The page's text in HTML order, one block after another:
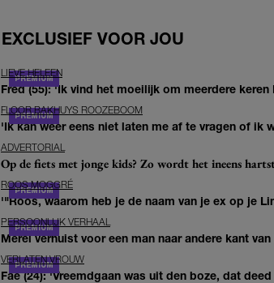
EXCLUSIEF VOOR JOU
LIEVE HELEEN
Fred (55): 'Ik vind het moeilijk om meerdere
FLOOR BAKHUYS ROOZEBOOM
'Ik kan weer eens niet laten me af te vragen of ik
ADVERTORIAL
Op de fiets met jonge kids? Zo wordt het ineens
ROOS MOGGRÉ
'"Roos, waarom heb je de naam van je ex op je
PERSOONLIJK VERHAAL
Merel verhuist voor een man naar andere kant
VERLATEN VROUW
Fae (24): 'Vreemdgaan was uit den boze, dat